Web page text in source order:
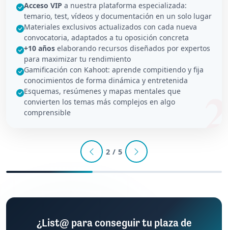
Acceso VIP a nuestra plataforma especializada:
temario, test, vídeos y documentación en un solo lugar
Materiales exclusivos actualizados con cada nueva
convocatoria, adaptados a tu oposición concreta
+10 años elaborando recursos diseñados por expertos
para maximizar tu rendimiento
Gamificación con Kahoot: aprende compitiendo y fija
conocimientos de forma dinámica y entretenida
Esquemas, resúmenes y mapas mentales que
convierten los temas más complejos en algo
comprensible
2 / 5
¿List@ para conseguir tu plaza de